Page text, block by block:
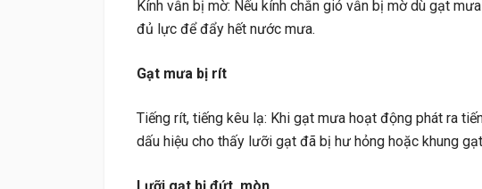
Kính vẫn bị mờ: Nếu kính chắn gió vẫn bị mờ dù gạt
đủ lực để đẩy hết nước mưa.
Gạt mưa bị rít
Tiếng rít, tiếng kêu lạ: Khi gạt mưa hoạt động phát ra
dấu hiệu cho thấy lưỡi gạt đã bị hư hỏng hoặc khung